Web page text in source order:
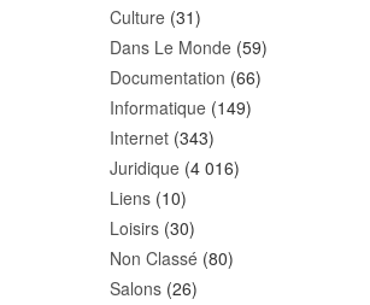
Culture (31)
Dans Le Monde (59)
Documentation (66)
Informatique (149)
Internet (343)
Juridique (4 016)
Liens (10)
Loisirs (30)
Non Classé (80)
Salons (26)